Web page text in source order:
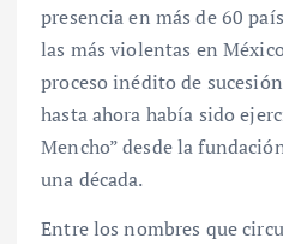
presencia en más de 60
las más violentas en
proceso inédito de
hasta ahora había sido
Mencho” desde la
una década.
Entre los nombres que